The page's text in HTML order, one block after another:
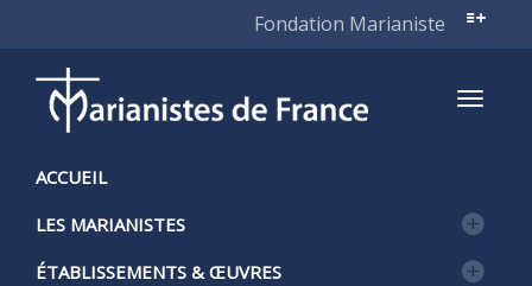
Fondation Marianiste
ACCUEIL
LES MARIANISTES
ÉTABLISSEMENTS & ŒUVRES